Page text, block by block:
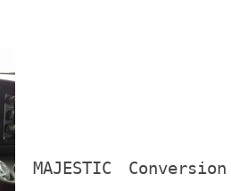
MAJESTIC　Conversion